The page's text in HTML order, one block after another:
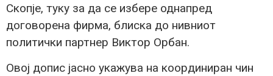
Скопје, туку за да се избере однапред
договорена фирма, блиска до нивниот
политички партнер Виктор Орбан.
Овој допис јасно укажува на координиран чин